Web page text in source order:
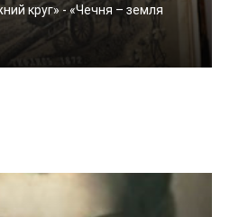
круг» - «Чечня – земля